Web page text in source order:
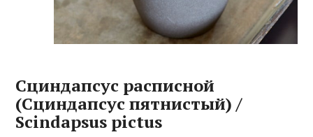
Сциндапсус расписной
(Сциндапсус пятнистый) /
Scindapsus pictus